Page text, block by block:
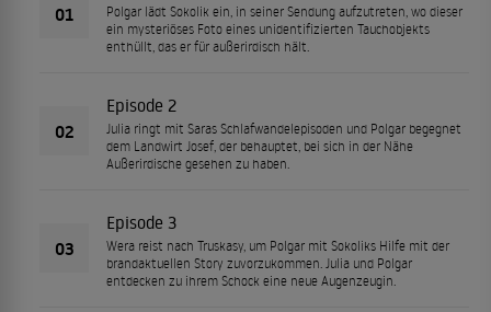
01
Polgar lädt Sokolik ein, in seiner Sendung aufzutreten, wo dieser
ein mysteriöses Foto eines unidentifizierten Tauchobjekts
enthüllt, das er für außerirdisch hält.
02
Episode 2
Julia ringt mit Saras Schlafwandelepisoden und Polgar begegnet
dem Landwirt Josef, der behauptet, bei sich in der Nähe
Außerirdische gesehen zu haben.
03
Episode 3
Wera reist nach Truskasy, um Polgar mit Sokoliks Hilfe mit der
brandaktuellen Story zuvorzukommen. Julia und Polgar
entdecken zu ihrem Schock eine neue Augenzeugin.